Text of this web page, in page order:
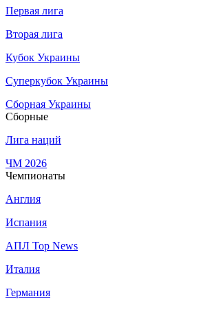
Первая лига
Вторая лига
Кубок Украины
Суперкубок Украины
Сборная Украины
Сборные
Лига наций
ЧМ 2026
Чемпионаты
Англия
Испания
АПЛ Top News
Италия
Германия